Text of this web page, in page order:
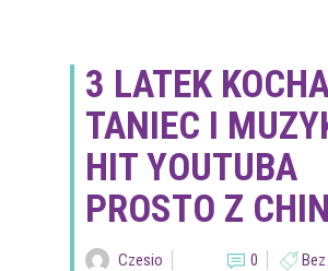
3 LATEK
TANIEC I
HIT YOUTUBA
PROSTO Z CHIN
Czesio 0